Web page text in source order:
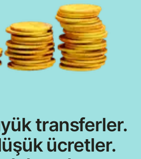
transferler.
ücretler.